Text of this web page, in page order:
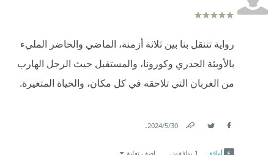
رواية تتنقل بنا بين ثلاثة أزمنة، الماضي والحاضر المليء
بالأوبئة الجدري وكورونا، والمستقبل حيث الرجل الهارب
من الغربان التي تلاحقه في كل مكان، والحياة المتغيرة.
30‏/5‏/2024
.
أوافق 1 يوافقون اضف تعليق